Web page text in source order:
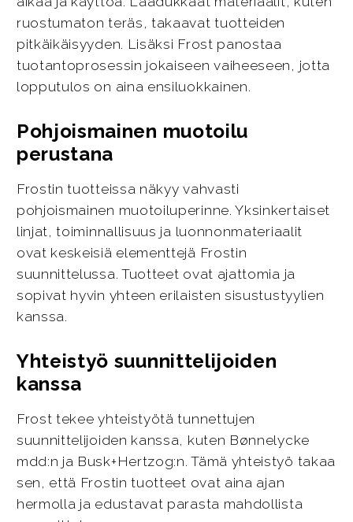
ruostumaton teräs, takaavat tuotteiden
pitkäikäisyyden. Lisäksi Frost panostaa
tuotantoprosessin jokaiseen vaiheeseen, jotta
lopputulos on aina ensiluokkainen.
Pohjoismainen muotoilu
perustana
Frostin tuotteissa näkyy vahvasti
pohjoismainen muotoiluperinne. Yksinkertaiset
linjat, toiminnallisuus ja luonnonmateriaalit
ovat keskeisiä elementtejä Frostin
suunnittelussa. Tuotteet ovat ajattomia ja
sopivat hyvin yhteen erilaisten sisustustyylien
kanssa.
Yhteistyö suunnittelijoiden
kanssa
Frost tekee yhteistyötä tunnettujen
suunnittelijoiden kanssa, kuten Bønnelycke
mdd:n ja Busk+Hertzog:n. Tämä yhteistyö takaa
sen, että Frostin tuotteet ovat aina ajan
hermolla ja edustavat parasta mahdollista